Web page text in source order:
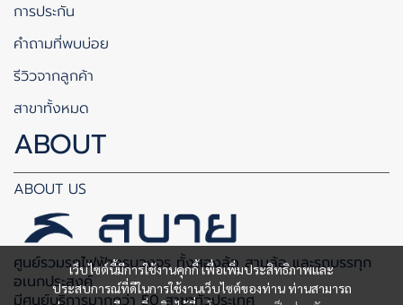
เว็บไซต์นี้มีการใช้งานคุกกี้ เพื่อเพิ่มประสิทธิภาพและ
ประสบการณ์ที่ดีในการใช้งานเว็บไซต์ของท่าน ท่านสามารถ
การประกัน
คำถามที่พบบ่อย
รีวิวจากลูกค้า
สาขาทั้งหมด
ABOUT
ABOUT US
ศูนย์รวมรถไฟฟ้าครบวงจร ทั้งสองล้อ สามล้อ และรถบรรทุก
อเนกประสงค์
มีศูนย์บริการมากกว่า 50 สาขาทั่วประเทศ